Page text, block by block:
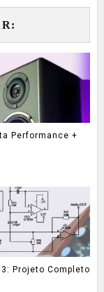
Performance +
Projeto Completo